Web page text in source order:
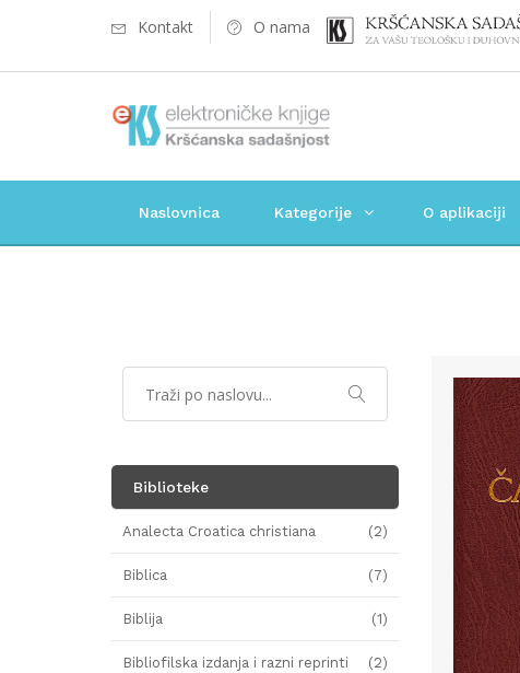
Kontakt O nama
Naslovnica Kategorije O aplikaciji
Biblioteke
Analecta Croatica christiana (2)
Biblica (7)
Biblija (1)
Bibliofilska izdanja i razni reprinti (2)